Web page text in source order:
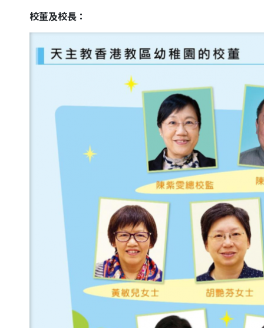
校董及校長：